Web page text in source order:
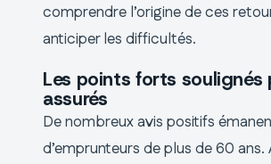
comprendre l’origine de ces
anticiper les difficultés.
Les points forts soulignés
assurés
De nombreux avis positifs
d’emprunteurs de plus de 60 ans.